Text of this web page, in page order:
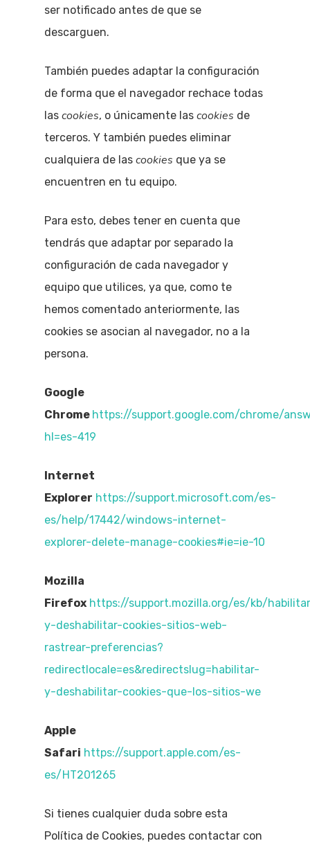
ser notificado antes de que se
descarguen.
También puedes adaptar la configuración
de forma que el navegador rechace todas
las cookies, o únicamente las cookies de
terceros. Y también puedes eliminar
cualquiera de las cookies que ya se
encuentren en tu equipo.
Para esto, debes tener en cuenta que
tendrás que adaptar por separado la
configuración de cada navegador y
equipo que utilices, ya que, como te
hemos comentado anteriormente, las
cookies se asocian al navegador, no a la
persona.
Google
Chrome https://support.google.com/chrome/
hl=es-419
Internet
Explorer https://support.microsoft.com/es-
es/help/17442/windows-internet-
explorer-delete-manage-cookies#ie=ie-10
Mozilla
Firefox https://support.mozilla.org/es/kb/
y-deshabilitar-cookies-sitios-web-
rastrear-preferencias?
redirectlocale=es&redirectslug=habilitar-
y-deshabilitar-cookies-que-los-sitios-we
Apple
Safari https://support.apple.com/es-
es/HT201265
Si tienes cualquier duda sobre esta
Política de Cookies, puedes contactar con